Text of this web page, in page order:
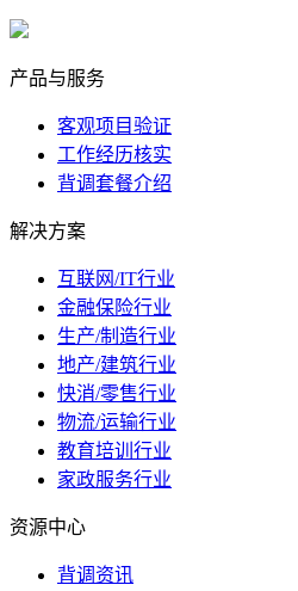
产品与服务
客观项目验证
工作经历核实
背调套餐介绍
解决方案
互联网/IT行业
金融保险行业
生产/制造行业
地产/建筑行业
快消/零售行业
物流/运输行业
教育培训行业
家政服务行业
资源中心
背调资讯